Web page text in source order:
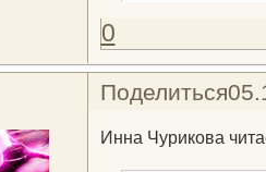
0
Поделиться
Инна Чурикова